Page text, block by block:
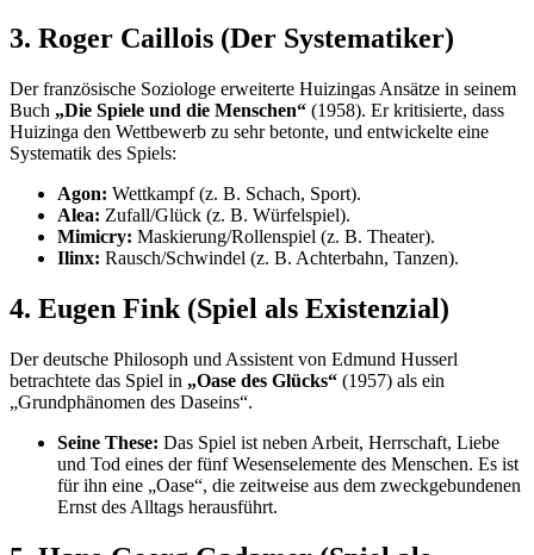
3. Roger Caillois (Der Systematiker)
Der französische Soziologe erweiterte Huizingas Ansätze in seinem
Buch „Die Spiele und die Menschen“ (1958). Er kritisierte, dass
Huizinga den Wettbewerb zu sehr betonte, und entwickelte eine
Systematik des Spiels:
Agon: Wettkampf (z. B. Schach, Sport).
Alea: Zufall/Glück (z. B. Würfelspiel).
Mimicry: Maskierung/Rollenspiel (z. B. Theater).
Ilinx: Rausch/Schwindel (z. B. Achterbahn, Tanzen).
4. Eugen Fink (Spiel als Existenzial)
Der deutsche Philosoph und Assistent von Edmund Husserl
betrachtete das Spiel in „Oase des Glücks“ (1957) als ein
„Grundphänomen des Daseins“.
Seine These: Das Spiel ist neben Arbeit, Herrschaft, Liebe
und Tod eines der fünf Wesenselemente des Menschen. Es ist
für ihn eine „Oase“, die zeitweise aus dem zweckgebundenen
Ernst des Alltags herausführt.